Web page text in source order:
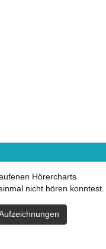
Hörercharts
nicht hören konntest.